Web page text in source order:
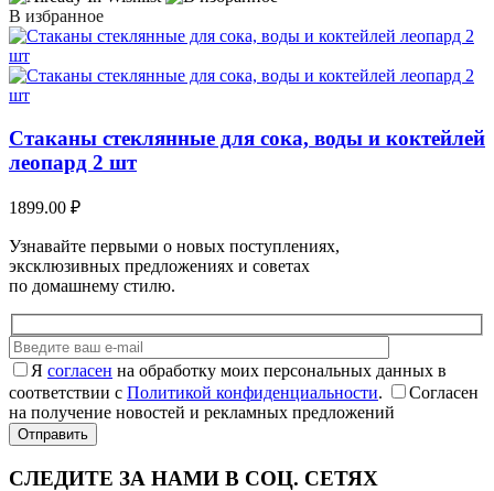
В избранное
Стаканы стеклянные для сока, воды и коктейлей
леопард 2 шт
1899.00 ₽
Узнавайте первыми о новых поступлениях,
эксклюзивных предложениях и советах
по домашнему стилю.
Я согласен на обработку моих персональных данных в
соответствии с Политикой конфиденциальности.
Согласен
на получение новостей и рекламных предложений
СЛЕДИТЕ ЗА НАМИ В СОЦ. СЕТЯХ